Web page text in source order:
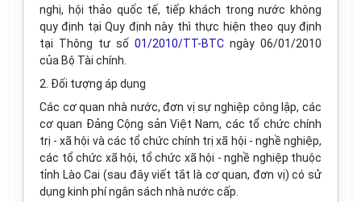
nghị, hội thảo quốc tế, tiếp khách trong nước không
quy định tại Quy định này thì thực hiện theo quy định
tại Thông tư số 01/2010/TT-BTC ngày 06/01/2010
của Bộ Tài chính.
2. Đối tượng áp dụng
Các cơ quan nhà nước, đơn vị sự nghiệp công lập, các
cơ quan Đảng Cộng sản Việt Nam, các tổ chức chính
trị - xã hội và các tổ chức chính trị xã hội - nghề nghiệp,
các tổ chức xã hội, tổ chức xã hội - nghề nghiệp thuộc
tỉnh Lào Cai (sau đây viết tắt là cơ quan, đơn vị) có sử
dụng kinh phí ngân sách nhà nước cấp.